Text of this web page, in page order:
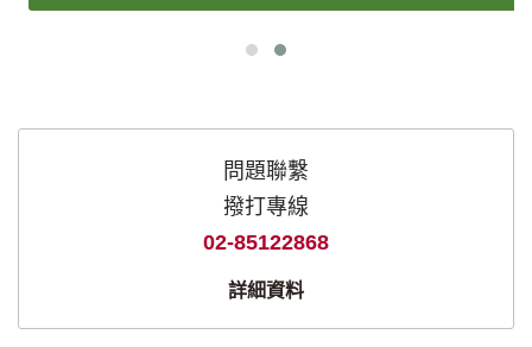
問題聯繫
撥打專線
02-85122868
詳細資料